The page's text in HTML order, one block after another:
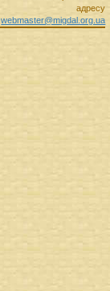
адресу
webmaster@migdal.org.ua